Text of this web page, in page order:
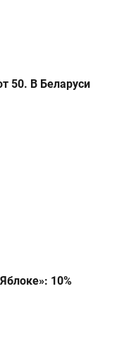
50. В Беларуси
10%